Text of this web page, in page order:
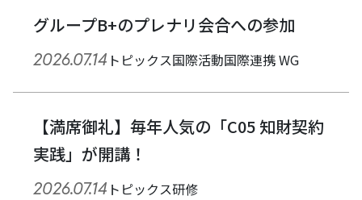
グループB+のプレナリ会合への参加
2026.07.14 トピックス国際活動国際連携 WG
【満席御礼】毎年人気の「C05 知財契約
実践」が開講！
2026.07.14 トピックス研修